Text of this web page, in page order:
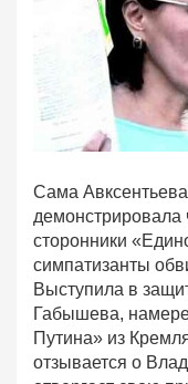
Сама
демонстрировала
сторонники
симпатизанты
Выступила в
Габышева,
Путина» из
отзывается о